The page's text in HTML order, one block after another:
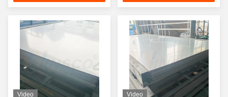
Permukaan
1000mmx2000mmx2.5mm
Digulung dingin
Video Video